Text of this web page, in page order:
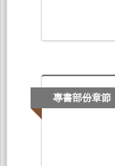
專書部份章節